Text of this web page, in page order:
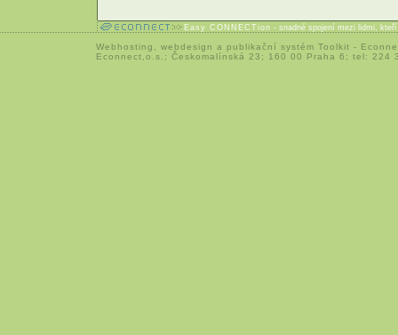
Easy CONNECTion - snadné spojení mezi lidmi,
Webhosting webdesign a publikační systém Toolkit -
Econnect,o.s.; Českomalínská 23; 160 00 Praha 6; tel: 224